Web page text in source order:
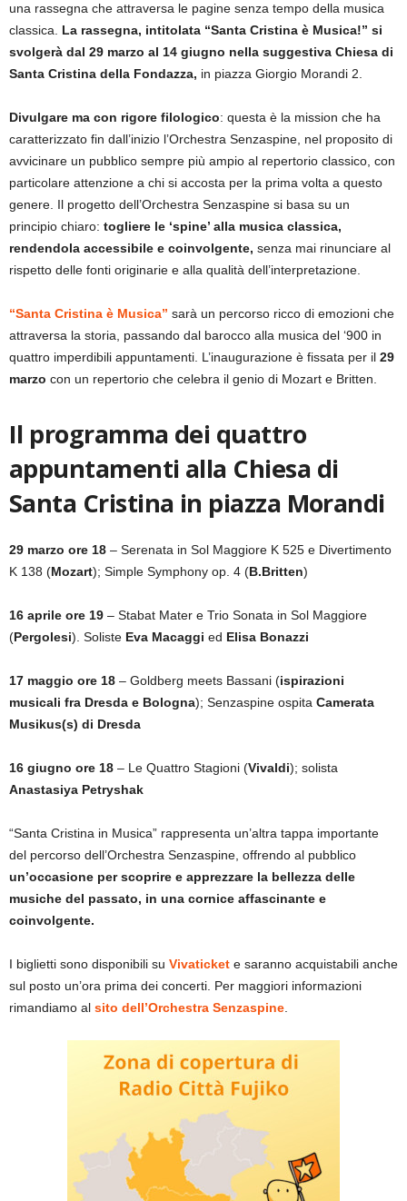
una rassegna che attraversa le pagine senza tempo della musica
classica. La rassegna, intitolata “Santa Cristina è Musica!” si
svolgerà dal 29 marzo al 14 giugno nella suggestiva Chiesa di
Santa Cristina della Fondazza, in piazza Giorgio Morandi 2.
Divulgare ma con rigore filologico: questa è la mission che ha
caratterizzato fin dall’inizio l’Orchestra Senzaspine, nel proposito di
avvicinare un pubblico sempre più ampio al repertorio classico, con
particolare attenzione a chi si accosta per la prima volta a questo
genere. Il progetto dell’Orchestra Senzaspine si basa su un
principio chiaro: togliere le ‘spine’ alla musica classica,
rendendola accessibile e coinvolgente, senza mai rinunciare al
rispetto delle fonti originarie e alla qualità dell’interpretazione.
“Santa Cristina è Musica” sarà un percorso ricco di emozioni che
attraversa la storia, passando dal barocco alla musica del ‘900 in
quattro imperdibili appuntamenti. L’inaugurazione è fissata per il 29
marzo con un repertorio che celebra il genio di Mozart e Britten.
Il programma dei quattro
appuntamenti alla Chiesa di
Santa Cristina in piazza Morandi
29 marzo ore 18 – Serenata in Sol Maggiore K 525 e Divertimento
K 138 (Mozart); Simple Symphony op. 4 (B.Britten)
16 aprile ore 19 – Stabat Mater e Trio Sonata in Sol Maggiore
(Pergolesi). Soliste Eva Macaggi ed Elisa Bonazzi
17 maggio ore 18 – Goldberg meets Bassani (ispirazioni
musicali fra Dresda e Bologna); Senzaspine ospita Camerata
Musikus(s) di Dresda
16 giugno ore 18 – Le Quattro Stagioni (Vivaldi); solista
Anastasiya Petryshak
“Santa Cristina in Musica” rappresenta un’altra tappa importante
del percorso dell’Orchestra Senzaspine, offrendo al pubblico
un’occasione per scoprire e apprezzare la bellezza delle
musiche del passato, in una cornice affascinante e
coinvolgente.
I biglietti sono disponibili su Vivaticket e saranno acquistabili anche
sul posto un’ora prima dei concerti. Per maggiori informazioni
rimandiamo al sito dell’Orchestra Senzaspine.